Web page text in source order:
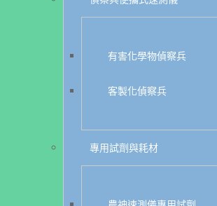
有害化學物偵察兵
客製化偵察兵
專用試劑與耗材